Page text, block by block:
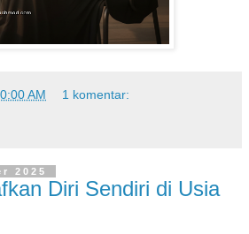
AM 1 komentar:
2025
Diri Sendiri di Usia